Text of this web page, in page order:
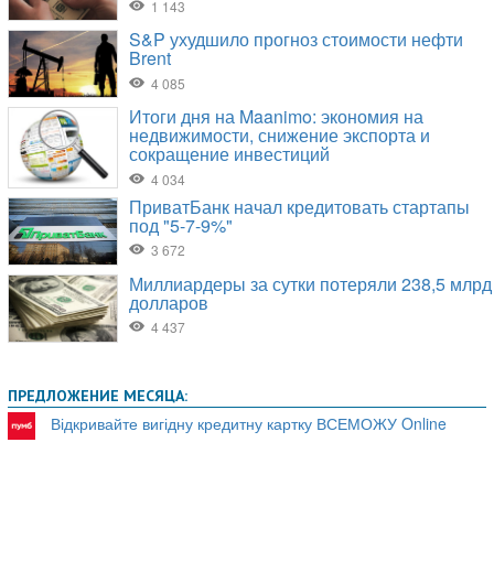
ПРЕДЛОЖЕНИЕ МЕСЯЦА:
Відкривайте вигідну кредитну картку ВСЕМОЖУ Online